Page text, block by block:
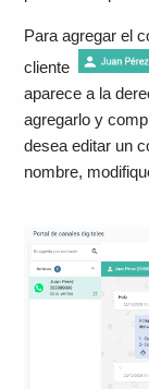
Para agregar el
cliente
aparece a la
agregarlo y
desea editar un
nombre,